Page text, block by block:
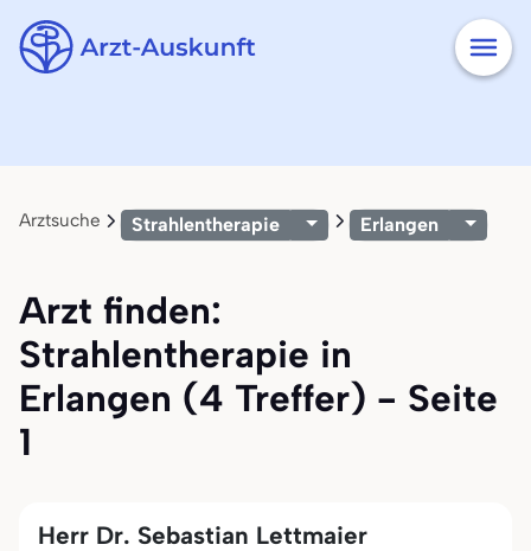
Arztsuche Strahlentherapie Erlangen
Arzt finden:
Strahlentherapie in
Erlangen (4 Treffer) - Seite
1
Herr Dr. Sebastian Lettmaier